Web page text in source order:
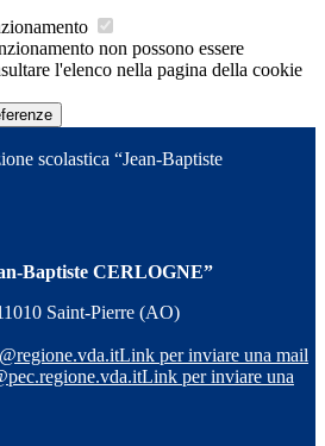
non possono essere
l'elenco nella pagina della cookie
scolastica “Jean-Baptiste
Baptiste CERLOGNE”
Saint-Pierre (AO)
Link per inviare una mail
Link per inviare una